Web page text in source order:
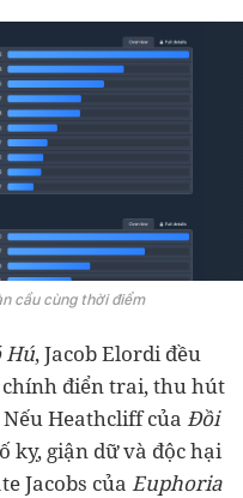
cầu cùng thời điểm
Hú, Jacob Elordi đều
điển trai, thu hút
Heathcliff của Đồi
kỵ, giận dữ và độc hại
Jacobs của Euphoria